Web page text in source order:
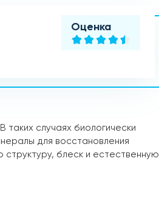
Оценка
случаях биологически
для восстановления
блеск и естественную